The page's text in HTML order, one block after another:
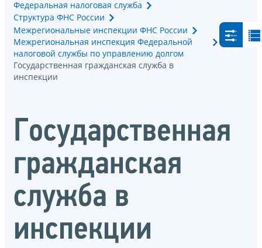
Федеральная налоговая служба
Структура ФНС России
Межрегиональные инспекции ФНС России
Межрегиональная инспекция Федеральной
налоговой службы по управлению долгом
Государственная гражданская служба в
инспекции
Государственная
гражданская
служба в
инспекции